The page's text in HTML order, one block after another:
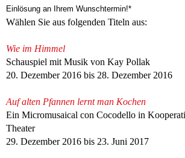
Einlösung an Ihrem Wunschtermin!*
Wählen Sie aus folgenden Titeln aus:
Wie im Himmel
Schauspiel mit Musik von Kay Pollak
20. Dezember 2016 bis 28. Dezember 2016
Auf alten Pfannen lernt man Kochen
Ein Micromusaical con Cocodello in
Theater
29. Dezember 2016 bis 23. Juni 2017